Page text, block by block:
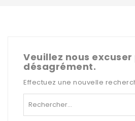
Veuillez nous excuser
désagrément.
Effectuez une nouvelle